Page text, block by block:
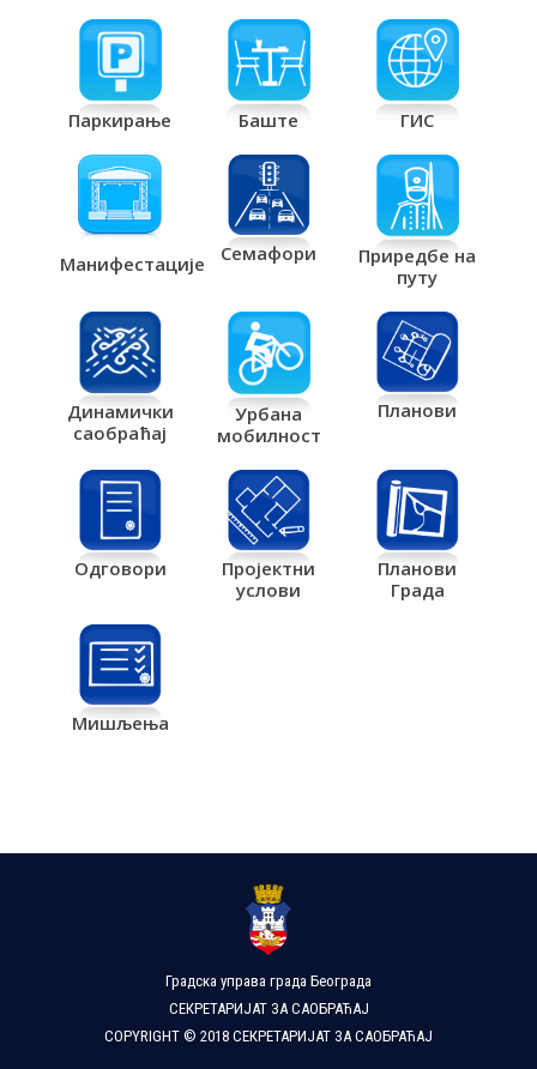
Паркирање Баште ГИС
Манифестације Семафори
Приредбе на
путу
Динамички
саобраћај
Урбана
мобилност
Планови
Одговори
Пројектни
услови
Планови
Града
Мишљења
Градска управа града Београда
СЕКРЕТАРИЈАТ ЗА САОБРАЋАЈ
COPYRIGHT © 2018 СЕКРЕТАРИЈАТ ЗА САОБРАЋАЈ